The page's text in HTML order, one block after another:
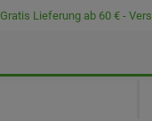
Gratis Lieferung ab 60 € -